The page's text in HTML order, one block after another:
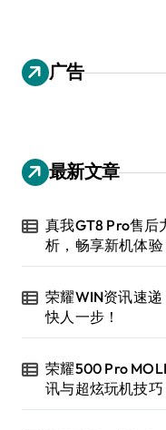
广告
最新文章
真我GT8 Pro售后
析，畅享新机体验
荣耀WIN资讯速
快人一步！
荣耀500 Pro
讯与超炫玩机技巧